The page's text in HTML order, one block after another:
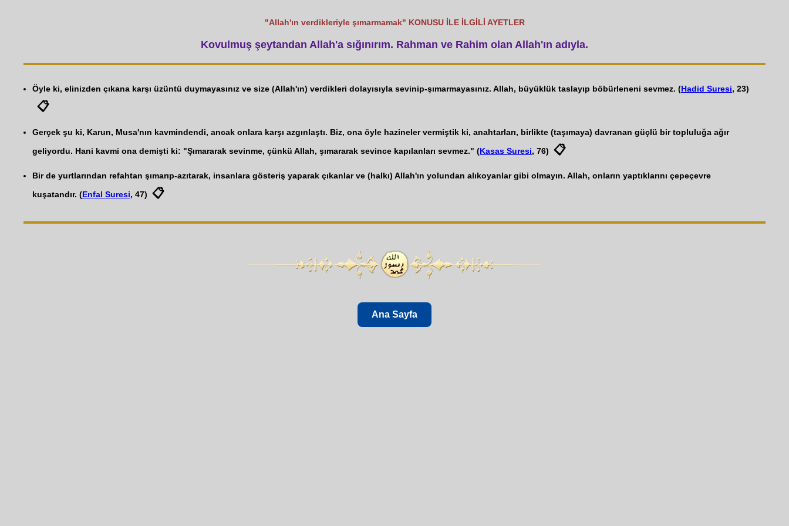
"Allah'ın verdikleriyle şımarmamak" KONUSU İLE İLGİLİ AYETLER
Kovulmuş şeytandan Allah'a sığınırım. Rahman ve Rahim olan Allah'ın adıyla.
Öyle ki, elinizden çıkana karşı üzüntü duymayasınız ve size (Allah'ın) verdikleri dolayısıyla sevinip-şımarmayasınız. Allah, büyüklük taslayıp böbürleneni sevmez. (Hadid Suresi, 23)
📋
Gerçek şu ki, Karun, Musa'nın kavmindendi, ancak onlara karşı azgınlaştı. Biz, ona öyle hazineler vermiştik ki, anahtarları, birlikte (taşımaya) davranan güçlü bir topluluğa ağır
geliyordu. Hani kavmi ona demişti ki: "Şımararak sevinme, çünkü Allah, şımararak sevince kapılanları sevmez." (Kasas Suresi, 76) 📋
Bir de yurtlarından refahtan şımarıp-azıtarak, insanlara gösteriş yaparak çıkanlar ve (halkı) Allah'ın yolundan alıkoyanlar gibi olmayın. Allah, onların yaptıklarını çepeçevre
kuşatandır. (Enfal Suresi, 47) 📋
Ana Sayfa